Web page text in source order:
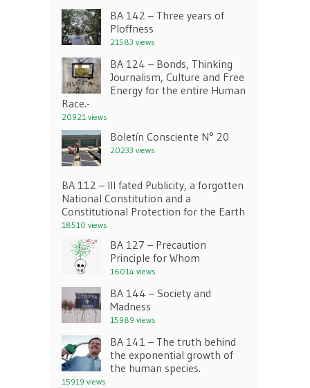
BA 142 – Three years of
Ploffness
21583 views
BA 124 – Bonds, Thinking
Journalism, Culture and Free
Energy for the entire Human
Race.-
20921 views
Boletín Consciente N° 20
20233 views
BA 112 – Ill fated Publicity, a forgotten
National Constitution and a
Constitutional Protection for the Earth
18510 views
BA 127 – Precaution
Principle for Whom
16014 views
BA 144 – Society and
Madness
15989 views
BA 141 – The truth behind
the exponential growth of
the human species.
15919 views